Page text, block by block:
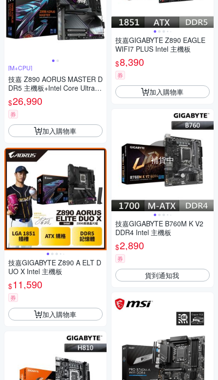
[M+CPU]
技嘉 Z890 AORUS MASTER D
DR5 主機板+Intel Core Ultra 5
250K Plus【18核】
$26,990
券
加入購物車
技嘉GIGABYTE Z890 A ELT D
UO X Intel 主機板
$11,590
券
加入購物車
技嘉GIGABYTE Z890 EAGLE
WIFI7 PLUS Intel 主機板
$8,390
券
加入購物車
補貨中
技嘉GIGABYTE B760M K V2
DDR4 Intel 主機板
$2,890
券
貨到通知我